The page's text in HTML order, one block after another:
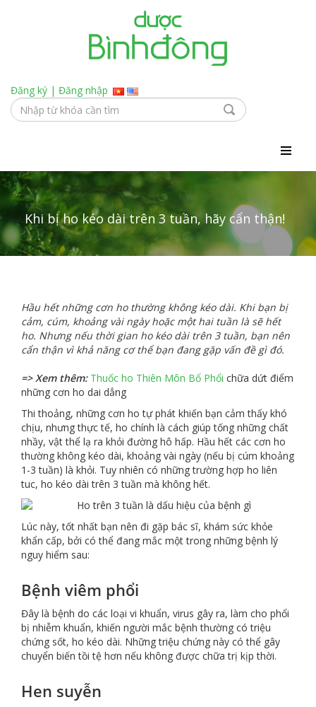
Đăng ký | Đăng nhập
Khi bị ho kéo dài trên 3 tuần, hãy cẩn thận!
Hầu hết những cơn ho thường không kéo dài. Khi bạn bị
cảm, cúm, khoảng vài ngày hoặc một hai tuần là sẽ hết
ho. Nhưng nếu thời gian ho kéo dài trên 3 tuần, bạn nên
cẩn thận vì khả năng cơ thể bạn đang gặp vấn đề gì đó.
=> Xem thêm: Thuốc ho Thiên Môn Bổ Phổi chữa dứt điểm
những cơn ho dai dẳng
Thi thoảng, những cơn ho tự phát khiến bạn cảm thấy khó
chịu, nhưng thực tế, ho chính là cách giúp tống những chất
nhầy, vật thể lạ ra khỏi đường hô hấp. Hầu hết các cơn ho
thường không kéo dài, khoảng vài ngày (nếu bị cúm khoảng
1-3 tuần) là khỏi. Tuy nhiên có những trường hợp ho liên
tuc, ho kéo dài trên 3 tuần mà không hết.
Lúc này, tốt nhất bạn nên đi gặp bác sĩ, khám sức khỏe
khẩn cấp, bởi có thể đang mắc một trong những bệnh lý
nguy hiểm sau:
Bệnh viêm phổi
Đây là bệnh do các loại vi khuẩn, virus gây ra, làm cho phổi
bị nhiễm khuẩn, khiến người mắc bệnh thường có triệu
chứng sốt, ho kéo dài. Những triệu chứng này có thể gây
chuyển biến tồi tệ hơn nếu không được chữa trị kịp thời.
Hen suyễn